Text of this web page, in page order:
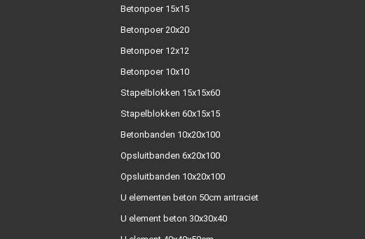
Betonpoer 15x15
Betonpoer 20x20
Betonpoer 12x12
Betonpoer 10x10
Stapelblokken 15x15x60
Stapelblokken 60x15x15
Betonbanden 10x20x100
Opsluitbanden 6x20x100
Opsluitbanden 10x20x100
U elementen beton 50cm antraciet
U element beton 30x30x40